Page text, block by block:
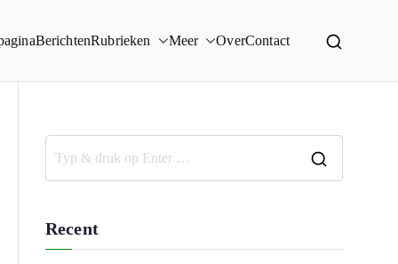
BerichtenRubrieken Meer OverContact
Recent